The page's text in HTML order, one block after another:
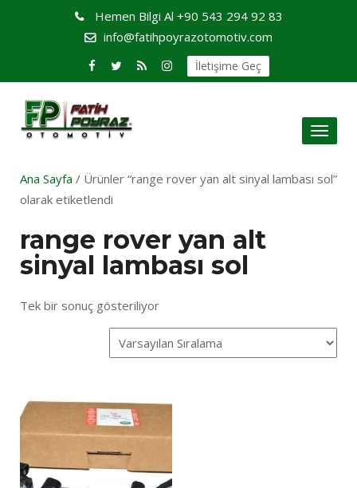
Hemen Bilgi Al +90 543 294 92 83
info@fatihpoyrazotomotiv.com
İletişime Geç
Toggle
Ana Sayfa / Ürünler “range rover yan alt sinyal lambası sol”
olarak etiketlendi
range rover yan alt
sinyal lambası sol
Tek bir sonuç gösteriliyor